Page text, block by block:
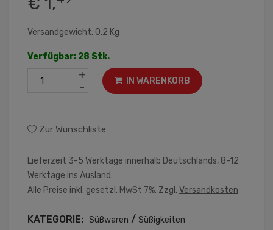
Versandgewicht: 0.2 Kg
Verfügbar: 28 Stk.
+
-
IN WARENKORB
Zur Wunschliste
Lieferzeit 3-5 Werktage innerhalb Deutschlands, 8-12
Werktage ins Ausland.
Alle Preise inkl. gesetzl. MwSt 7%. Zzgl. Versandkosten
KATEGORIE: Süßwaren / Süßigkeiten